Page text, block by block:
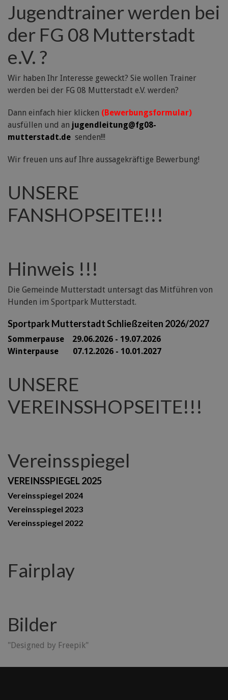
Jugendtrainer werden bei
der FG 08 Mutterstadt
e.V. ?
Wir haben Ihr Interesse geweckt? Sie wollen Trainer
werden bei der FG 08 Mutterstadt e.V. werden?
Dann einfach hier klicken (Bewerbungsformular)
ausfüllen und an jugendleitung@fg08-
mutterstadt.de senden!!!
Wir freuen uns auf Ihre aussagekräftige Bewerbung!
UNSERE
FANSHOPSEITE!!!
Hinweis !!!
Die Gemeinde Mutterstadt untersagt das Mitführen von
Hunden im Sportpark Mutterstadt.
Sportpark Mutterstadt Schließzeiten 2026/2027
Sommerpause 29.06.2026 - 19.07.2026
Winterpause 07.12.2026 - 10.01.2027
UNSERE
VEREINSSHOPSEITE!!!
Vereinsspiegel
VEREINSSPIEGEL 2025
Vereinsspiegel 2024
Vereinsspiegel 2023
Vereinsspiegel 2022
Fairplay
Bilder
"Designed by Freepik"